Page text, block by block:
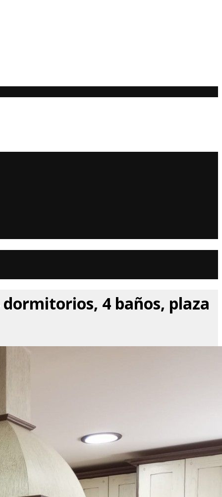
dormitorios, 4 baños, plaza